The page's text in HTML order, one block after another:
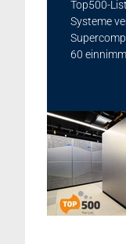
Top500-
Systeme
60